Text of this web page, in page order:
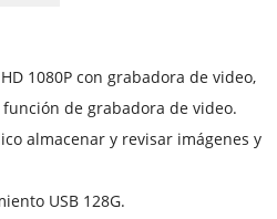
1080P con grabadora de video,
de grabadora de video.
almacenar y revisar imágenes y
USB 128G.